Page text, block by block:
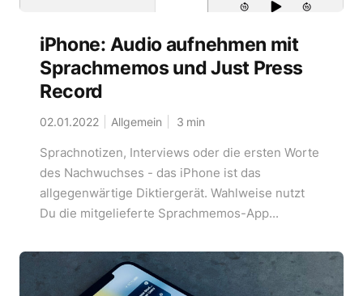
iPhone: Audio aufnehmen mit
Sprachmemos und Just Press
Record
02.01.2022 Allgemein 3 min
Sprachnotizen, Interviews oder die ersten Worte
des Nachwuchses - das iPhone ist das
allgegenwärtige Diktiergerät. Wahlweise nutzt
Du die mitgelieferte Sprachmemos-App...